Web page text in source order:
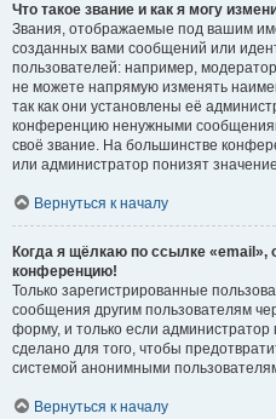
Что такое звание и как я могу
Звания, отображаемые под вашим
созданных вами сообщений или
пользователей: например,
не можете напрямую изменять
так как они установлены её
конференцию ненужными
своё звание. На большинстве
или администратор понизят
Вернуться к началу
Когда я щёлкаю по ссылке «email»,
конференцию!
Только зарегистрированные
сообщения другим пользователям
форму, и только если
сделано для того, чтобы
системой анонимными
Вернуться к началу